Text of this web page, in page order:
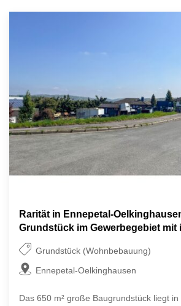
Rarität in Ennepetal-
Grundstück im Gewerbegebiet mit
Grundstück (Wohnbebauung)
Ennepetal-Oelkinghausen
Das 650 m² große Baugrundstück liegt